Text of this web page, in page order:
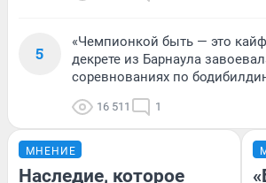
5
«Чемпионкой быть — это
декрете из Барнаула
соревнованиях по
16 511 1
МНЕНИЕ
Наследие, которое